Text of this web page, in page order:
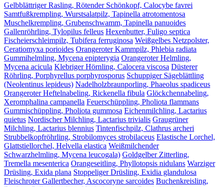
Gelbblättriger Rasling, Rötender Schönkopf, Calocybe favrei
Samtfußkrempling, Wurstsalatpilz, Tapinella atrotomentosa
Muschelkrempling, Grubenschwamm, Tapinella panuoides
Gallenröhrling, Tylopilus felleus Hexenbutter, Fuligo septica
Fischeierschleimpilz, Tubifera ferruginosa Weißgelbes Netzpolster,
Ceratiomyxa porioides Orangeroter Kammpilz, Phlebia radiata
Gummihelmling, Mycena epipterygia Orangeroter Helmling,
Mycena acicula Klebriger Hörnling, Calocera viscosa Düsterer
Röhrling, Porphyrellus porphyrosporus Schuppiger Sägeblättling
(Neolentinus lepideus) Nadelholzbraunporling, Phaeolus spadiceus
Orangeroter Heftelnabeling, Rickenella fibula Glöckchennabeling,
Xeromphalina campanella Feuerschüppling, Pholiota flammans
Gummischüppling, Pholiota gummosa Eichenmilchling, Lactarius
quietus Nordischer Milchling, Lactarius trivialis Graugrüner
Milchling, Lactarius blennius Tintenfischpilz, Clathrus archeri
Strubbelkopfröhrling, Strobilomyces strobilaceus Elastische Lorchel,
Glattstiellorchel, Helvella elastica Weißmilchender
Schwarzhelmling, Mycena leucogala) Goldgelber Zitterling,
Tremella mesenterica Orangeseitling, Phyllotopsis nidulans Warziger
Drüsling, Exida plana Stoppeliger Drüsling, Exidia glandulosa
Fleischroter Gallertbecher, Ascocoryne sarcoides Buchenkreisling,